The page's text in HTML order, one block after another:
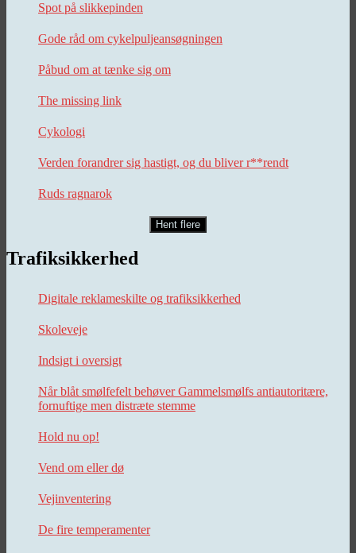
Spot på slikkepinden
Gode råd om cykelpuljeansøgningen
Påbud om at tænke sig om
The missing link
Cykologi
Verden forandrer sig hastigt, og du bliver r**rendt
Ruds ragnarok
Hent flere
Trafiksikkerhed
Digitale reklameskilte og trafiksikkerhed
Skoleveje
Indsigt i oversigt
Når blåt smølfefelt behøver Gammelsmølfs antiautoritære,
fornuftige men distræte stemme
Hold nu op!
Vend om eller dø
Vejinventering
De fire temperamenter